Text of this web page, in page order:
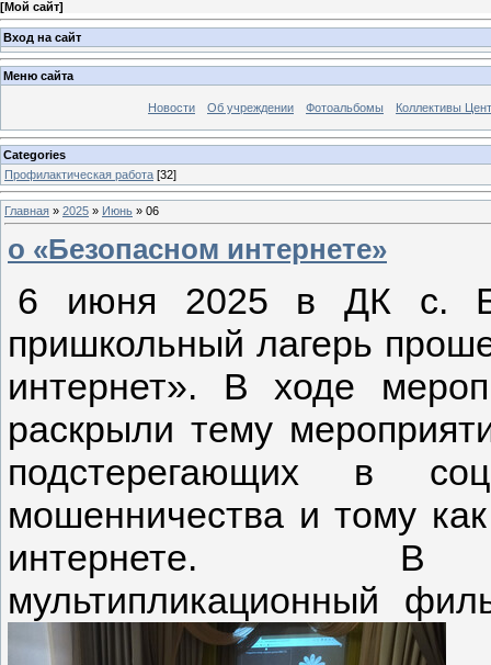
[Мой сайт]
Вход на сайт
Меню сайта
Новости Об учреждении Фотоальбомы Коллективы
Categories
Профилактическая работа [32]
Главная » 2025 » Июнь » 06
о «Безопасном интернете»
6 июня 2025 в ДК с.
пришкольный лагерь
интернет». В ходе
раскрыли тему
подстерегающих в
мошенничества и тому
интернете. В
мультипликационный